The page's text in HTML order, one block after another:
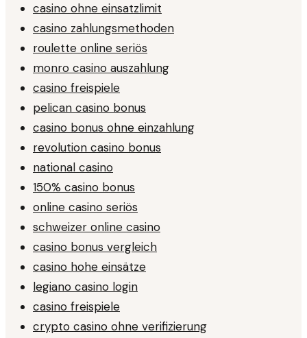
casino ohne einsatzlimit
casino zahlungsmethoden
roulette online seriös
monro casino auszahlung
casino freispiele
pelican casino bonus
casino bonus ohne einzahlung
revolution casino bonus
national casino
150% casino bonus
online casino seriös
schweizer online casino
casino bonus vergleich
casino hohe einsätze
legiano casino login
casino freispiele
crypto casino ohne verifizierung